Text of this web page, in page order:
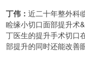
丁伟： 近二十年整外科
睑缘小切口面部提升术
丁医生的提升手术切口
部提升的同时还能改善